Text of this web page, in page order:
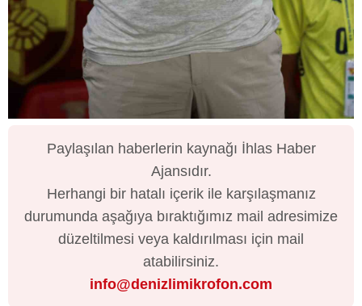
Paylaşılan haberlerin kaynağı İhlas Haber
Ajansıdır.
Herhangi bir hatalı içerik ile karşılaşmanız
durumunda aşağıya bıraktığımız mail adresimize
düzeltilmesi veya kaldırılması için mail
atabilirsiniz.
info@denizlimikrofon.com